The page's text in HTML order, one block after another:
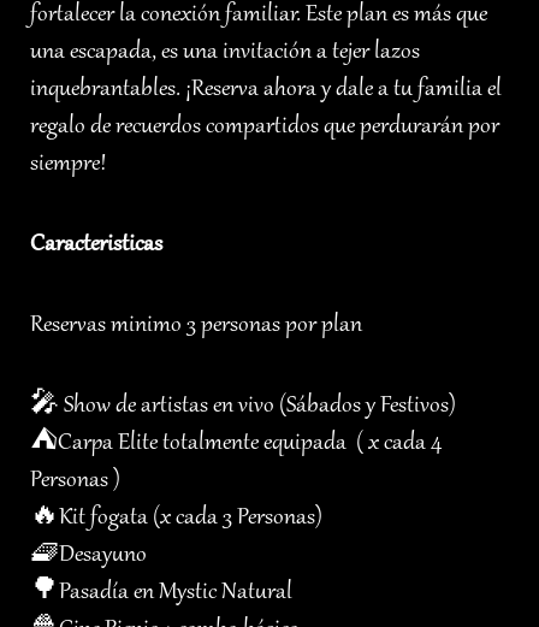
fortalecer la conexión familiar. Este plan es más que
una escapada, es una invitación a tejer lazos
inquebrantables. ¡Reserva ahora y dale a tu familia el
regalo de recuerdos compartidos que perdurarán por
siempre!
Caracteristicas
Reservas minimo 3 personas por plan
🎤 Show de artistas en vivo (Sábados y Festivos)
⛺️Carpa Elite totalmente equipada ( x cada 4
Personas )
🔥Kit fogata (x cada 3 Personas)
🧇Desayuno
🌳Pasadía en Mystic Natural